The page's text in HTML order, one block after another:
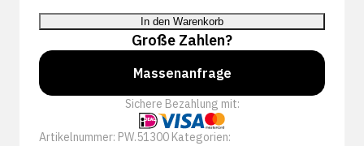
Dry
51-
300
handschoen
Menge
In den Warenkorb
Große Zahlen?
Massenanfrage
Sichere Bezahlung mit:
Artikelnummer: PW.51300 Kategorien: